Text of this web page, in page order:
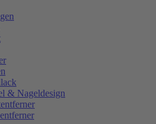
& Nageldesign